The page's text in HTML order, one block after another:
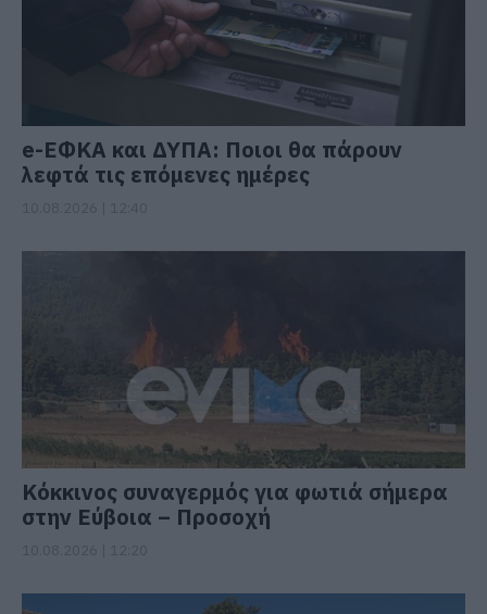
e-ΕΦΚΑ και ΔΥΠΑ: Ποιοι θα πάρουν
λεφτά τις επόμενες ημέρες
Κόκκινος συναγερμός για φωτιά σήμερα
στην Εύβοια – Προσοχή